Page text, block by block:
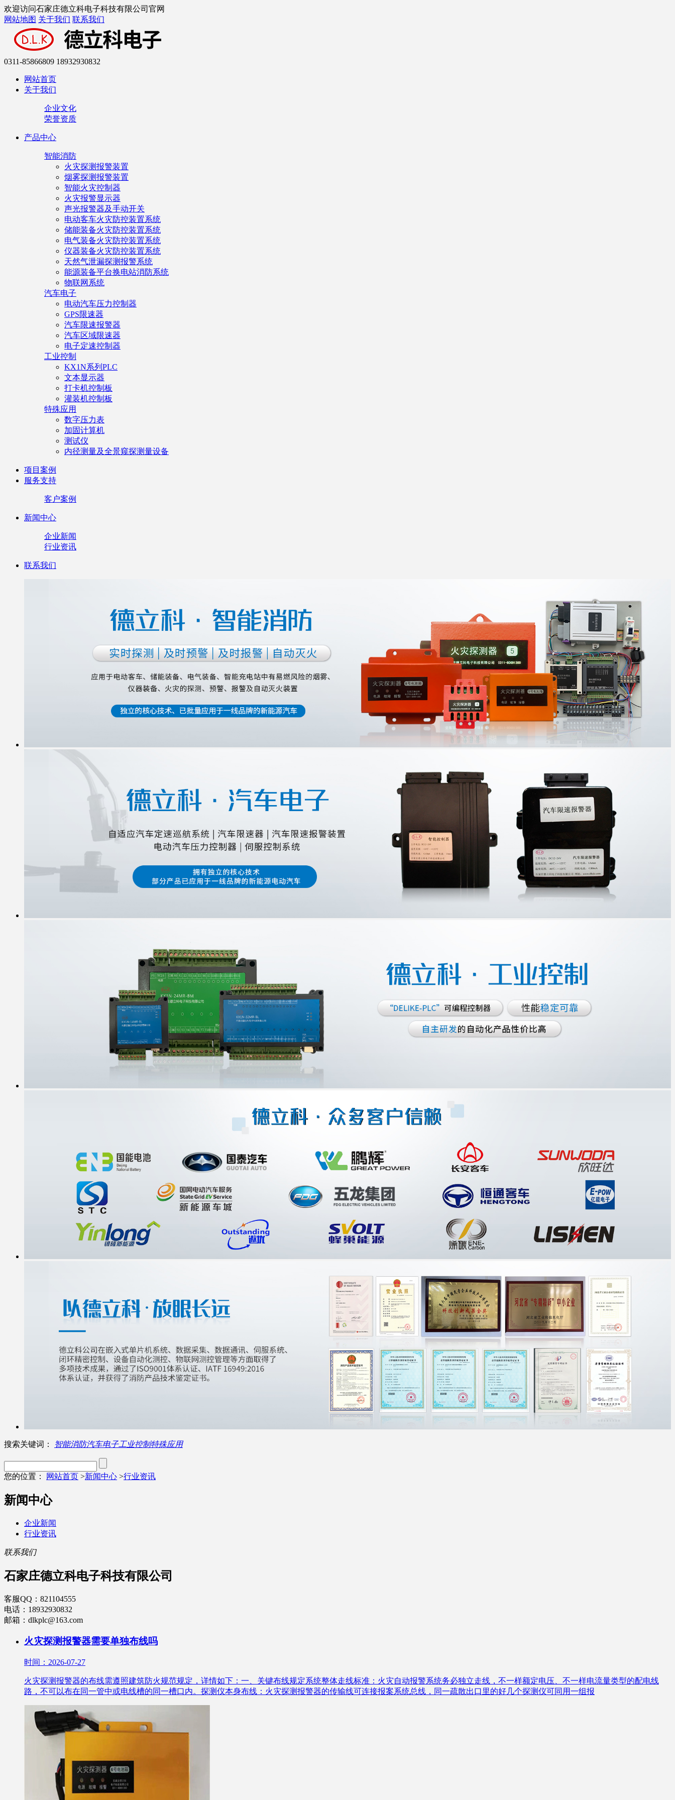
欢迎访问石家庄德立科电子科技有限公司官网
网站地图 关于我们 联系我们
0311-85866809 18932930832
网站首页
关于我们
企业文化
荣誉资质
产品中心
智能消防
火灾探测报警装置
烟雾探测报警装置
智能火灾控制器
火灾报警显示器
声光报警器及手动开关
电动客车火灾防控装置系统
储能装备火灾防控装置系统
电气装备火灾防控装置系统
仪器装备火灾防控装置系统
天然气泄漏探测报警系统
能源装备平台换电站消防系统
物联网系统
汽车电子
电动汽车压力控制器
GPS限速器
汽车限速报警器
汽车区域限速器
电子定速控制器
工业控制
KX1N系列PLC
文本显示器
打卡机控制板
灌装机控制板
特殊应用
数字压力表
加固计算机
测试仪
内径测量及全景窥探测量设备
项目案例
服务支持
客户案例
新闻中心
企业新闻
行业资讯
联系我们
搜索关键词： 智能消防汽车电子工业控制特殊应用
您的位置： 网站首页 >新闻中心 >行业资讯
新闻中心
企业新闻
行业资讯
联系我们
石家庄德立科电子科技有限公司
客服QQ：821104555
电话：18932930832
邮箱：dlkplc@163.com
火灾探测报警器需要单独布线吗
时间：2026-07-27
火灾探测报警器的布线需遵照建筑防火规范规定，详情如下：一、关键布线规定系统整体走线标准：火灾自动报警系统务必独立走线，不一样额定电压、不一样电流量类型的配电线
路，不可以布在同一管中或电线槽的同一槽口内。探测仪本身布线：火灾探测报警器的传输线可连接报案系统总线，同一疏散出口里的好几个探测仪可同用一组报